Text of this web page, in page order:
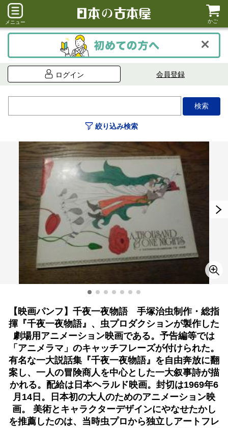
メニュー かご
ログイン 会員登録
絞り込み検索
【映画パンフ】千夜一夜物語 手塚治虫制作・総指
揮『千夜一夜物語』、虫プロダクションが製作した
劇場用アニメーション映画である。予告編等では
「アニメラマ」のキャッチフレーズが付けられた。
有名な一大説話集『千夜一夜物語』を自由奔放に翻
案し、一人の冒険商人を中心とした一大叙事詩が描
かれる。配給は日本ヘラルド映画。封切は1969年6
月14日。日本初の大人のためのアニメーション映
画。 美術とキャラクターデザインにやなせたかし
を推薦したのは、当時虫プロから独立しアートフレ